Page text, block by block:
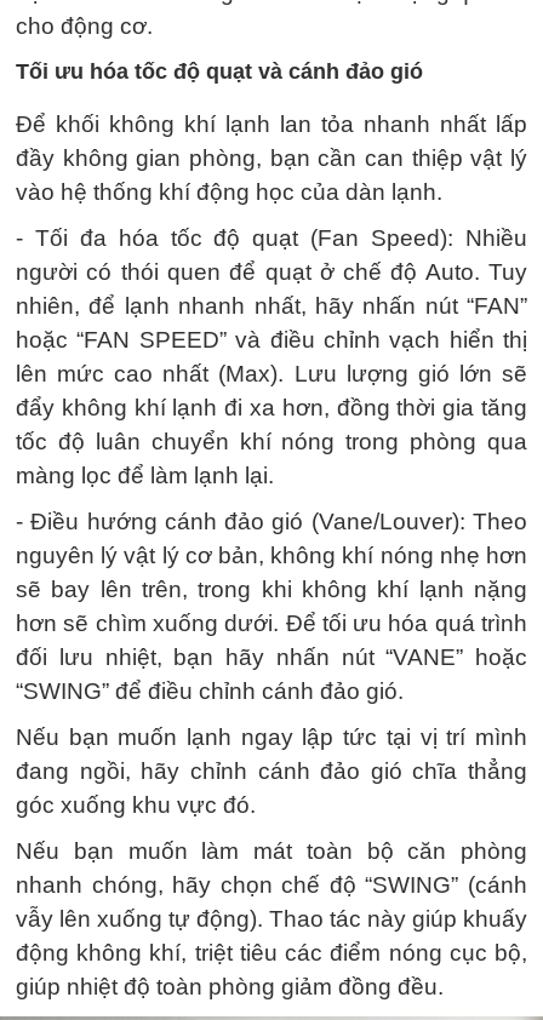
cho động cơ.
Tối ưu hóa tốc độ quạt và cánh đảo gió
Để khối không khí lạnh lan tỏa nhanh nhất lấp
đầy không gian phòng, bạn cần can thiệp vật lý
vào hệ thống khí động học của dàn lạnh.
- Tối đa hóa tốc độ quạt (Fan Speed): Nhiều
người có thói quen để quạt ở chế độ Auto. Tuy
nhiên, để lạnh nhanh nhất, hãy nhấn nút “FAN”
hoặc “FAN SPEED” và điều chỉnh vạch hiển thị
lên mức cao nhất (Max). Lưu lượng gió lớn sẽ
đẩy không khí lạnh đi xa hơn, đồng thời gia tăng
tốc độ luân chuyển khí nóng trong phòng qua
màng lọc để làm lạnh lại.
- Điều hướng cánh đảo gió (Vane/Louver): Theo
nguyên lý vật lý cơ bản, không khí nóng nhẹ hơn
sẽ bay lên trên, trong khi không khí lạnh nặng
hơn sẽ chìm xuống dưới. Để tối ưu hóa quá trình
đối lưu nhiệt, bạn hãy nhấn nút “VANE” hoặc
“SWING” để điều chỉnh cánh đảo gió.
Nếu bạn muốn lạnh ngay lập tức tại vị trí mình
đang ngồi, hãy chỉnh cánh đảo gió chĩa thẳng
góc xuống khu vực đó.
Nếu bạn muốn làm mát toàn bộ căn phòng
nhanh chóng, hãy chọn chế độ “SWING” (cánh
vẫy lên xuống tự động). Thao tác này giúp khuấy
động không khí, triệt tiêu các điểm nóng cục bộ,
giúp nhiệt độ toàn phòng giảm đồng đều.